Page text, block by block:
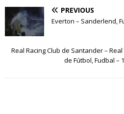
PREVIOUS
Everton – Sanderlend,
Real Racing Club de Santander –
de Fútbol, Fudbal –